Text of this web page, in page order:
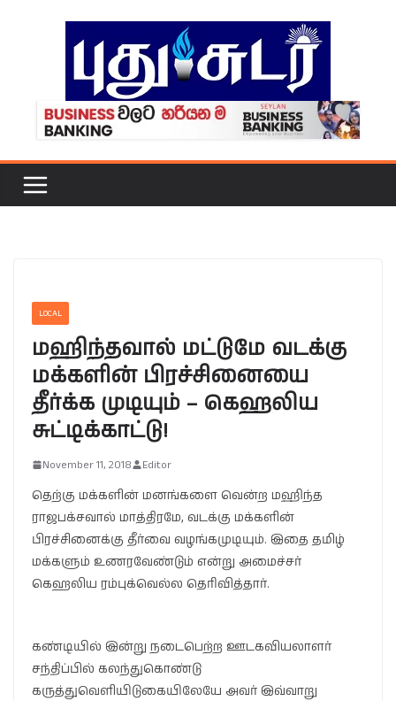
LOCAL
மஹிந்தவால் மட்டுமே வடக்கு
மக்களின் பிரச்சினையை
தீர்க்க முடியும் – கெஹலிய
சுட்டிக்காட்டு!
November 11, 2018 Editor
தெற்கு மக்களின் மனங்களை வென்ற மஹிந்த
ராஜபக்சவால் மாத்திரமே, வடக்கு மக்களின்
பிரச்சினைக்கு தீர்வை வழங்கமுடியும். இதை தமிழ்
மக்களும் உணரவேண்டும் என்று அமைச்சர்
கெஹலிய ரம்புக்வெல்ல தெரிவித்தார்.
கண்டியில் இன்று நடைபெற்ற ஊடகவியலாளர்
சந்திப்பில் கலந்துகொண்டு
கருத்துவெளியிடுகையிலேயே அவர் இவ்வாறு